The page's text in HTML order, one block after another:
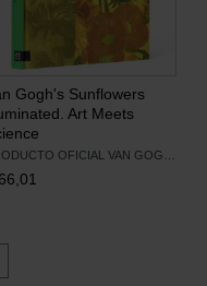
Gogh's Sunflowers
Art Meets
66,01